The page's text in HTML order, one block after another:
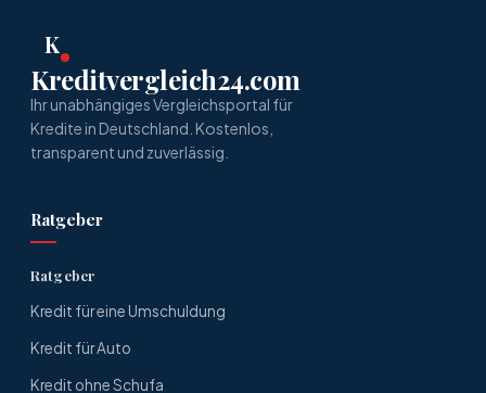
K
Kreditvergleich24.com
Ihr unabhängiges Vergleichsportal für
Kredite in Deutschland. Kostenlos,
transparent und zuverlässig.
Ratgeber
Ratgeber
Kredit für eine Umschuldung
Kredit für Auto
Kredit ohne Schufa